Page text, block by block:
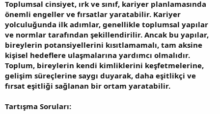
Toplumsal cinsiyet, ırk ve sınıf, kariyer planlamasında
önemli engeller ve fırsatlar yaratabilir. Kariyer
yolculuğunda ilk adımlar, genellikle toplumsal yapılar
ve normlar tarafından şekillendirilir. Ancak bu yapılar,
bireylerin potansiyellerini kısıtlamamalı, tam aksine
kişisel hedeflere ulaşmalarına yardımcı olmalıdır.
Toplum, bireylerin kendi kimliklerini keşfetmelerine,
gelişim süreçlerine saygı duyarak, daha eşitlikçi ve
fırsat eşitliği sağlanan bir ortam yaratabilir.
Tartışma Soruları: